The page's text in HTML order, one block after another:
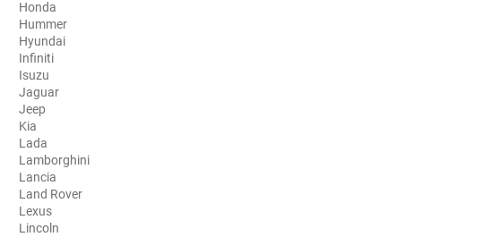
Volkswagen
Acura
Aixam
Alfa Romeo
Alpine
Aston Martin
Honda
Hummer
Hyundai
Infiniti
Isuzu
Jaguar
Jeep
Kia
Lada
Lamborghini
Lancia
Land Rover
Lexus
Lincoln